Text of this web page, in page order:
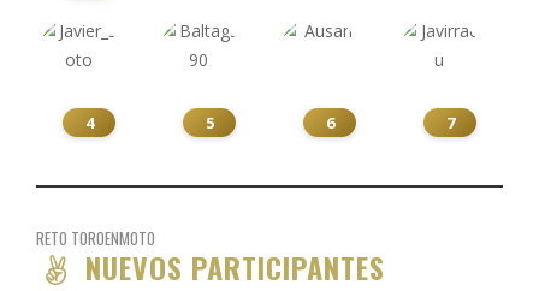
4 5 6 7
RETO TOROENMOTO
NUEVOS PARTICIPANTES